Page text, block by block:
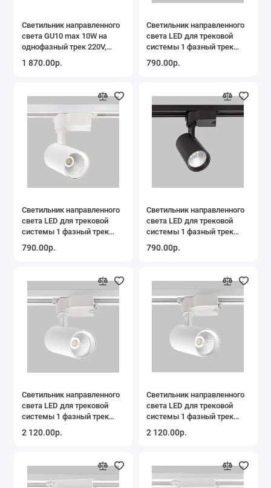
Светильник направленного
света GU10 max 10W на
однофазный трек 220V,
IL.0010.0025-BWH
1 870.00р.
Светильник направленного
света LED для трековой
системы 1 фазный трек
IL.0010.0081-3000
790.00р.
Светильник направленного
света LED для трековой
системы 1 фазный трек
IL.0010.0081-4200
790.00р.
Светильник направленного
света LED для трековой
системы 1 фазный трек
IL.0010.2181-4200
790.00р.
Светильник направленного
света LED для трековой
системы 1 фазный трек
IL.0010.0082-3000
2 120.00р.
Светильник направленного
света LED для трековой
системы 1 фазный трек
IL.0010.0082-4200
2 120.00р.